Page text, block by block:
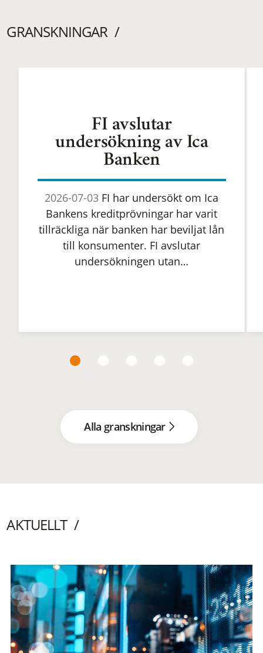
GRANSKNINGAR
FI avslutar
undersökning av Ica
Banken
2026-07-03 FI har undersökt om Ica
Bankens kreditprövningar har varit
tillräckliga när banken har beviljat lån
till konsumenter. FI avslutar
undersökningen utan…
Alla granskningar
AKTUELLT